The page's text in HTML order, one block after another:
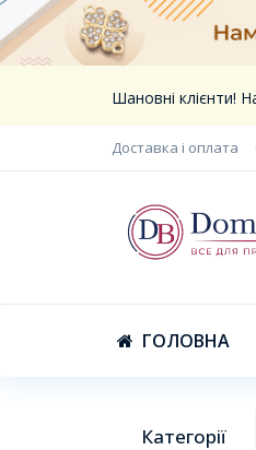
Шановні клієнти!
Доставка і оплата
ГОЛОВНА
Категорії